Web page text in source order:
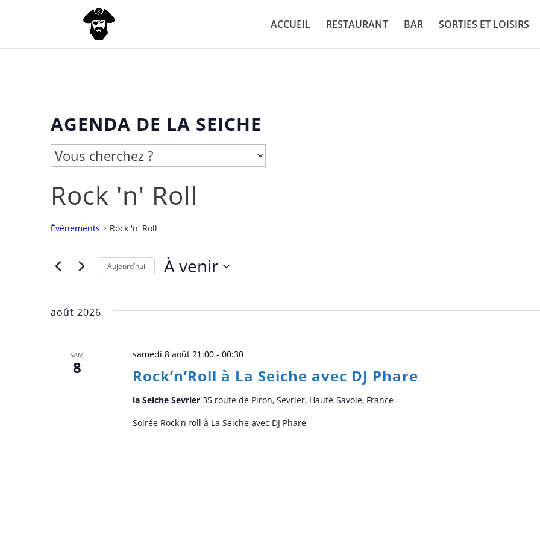
ACCUEIL RESTAURANT BAR SORTIES ET LOISIRS
AGENDA DE LA SEICHE
Rock 'n' Roll
Évènements Rock 'n' Roll
Évènements
Aujourd’hui À venir
date.
août 2026
SAM
8 Rock’n’Roll à La Seiche avec DJ Phare
samedi 8 août 21:00- 00:30
la Seiche Sevrier 35 route de Piron, Sevrier, Haute-Savoie, France
Soirée Rock'n'roll à La Seiche avec DJ Phare